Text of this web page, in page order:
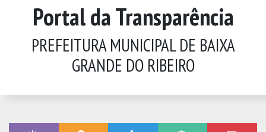
Portal da Transparência
PREFEITURA MUNICIPAL DE BAIXA
GRANDE DO RIBEIRO